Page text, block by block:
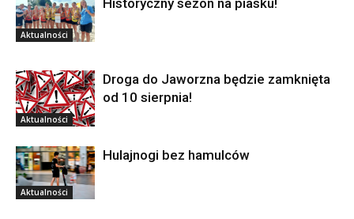
Aktualności
Historyczny sezon na piasku!
Aktualności
Droga do Jaworzna będzie zamknięta
od 10 sierpnia!
Aktualności
Hulajnogi bez hamulców